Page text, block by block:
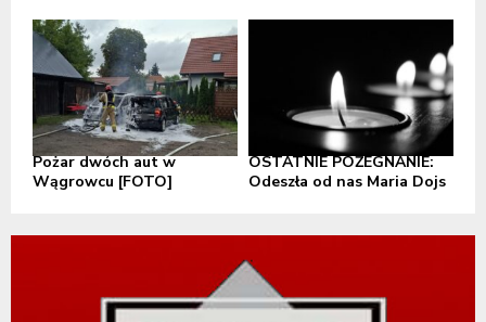
Pożar dwóch aut w
Wągrowcu [FOTO]
OSTATNIE POŻEGNANIE:
Odeszła od nas Maria Dojs